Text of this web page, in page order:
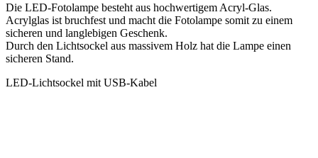
Die LED-Fotolampe besteht aus hochwertigem Acryl-Glas.
Acrylglas ist bruchfest und macht die Fotolampe somit zu einem
sicheren und langlebigen Geschenk.
Durch den Lichtsockel aus massivem Holz hat die Lampe einen
sicheren Stand.
LED-Lichtsockel mit USB-Kabel